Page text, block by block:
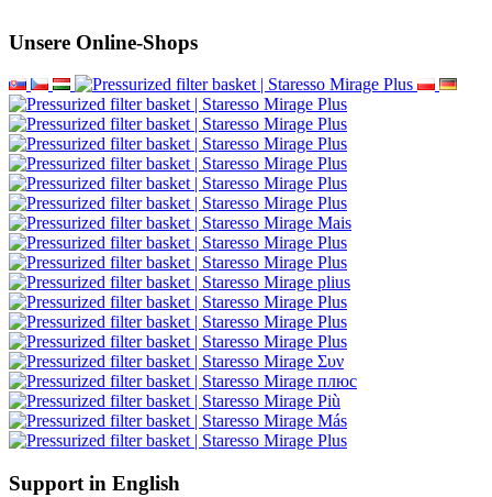
Unsere Online-Shops
Support in English